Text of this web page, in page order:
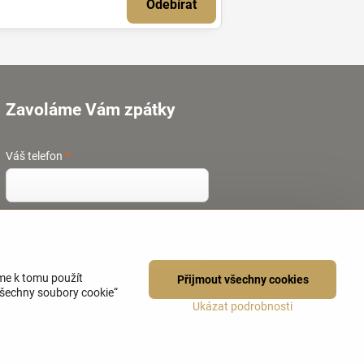
Odebírat
Zavoláme Vám zpátky
Váš telefon*
k tomu použít
soubory cookie“
Ukázat podrobnosti
Přijmout všechny cookies